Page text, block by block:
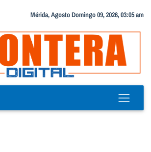
Mérida, Agosto Domingo 09, 2026, 03:05 am